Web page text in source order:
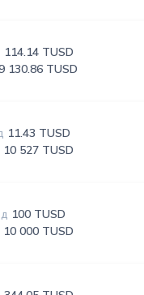
114.14 TUSD
130.86 TUSD
11.43 TUSD
10 527 TUSD
100 TUSD
10 000 TUSD